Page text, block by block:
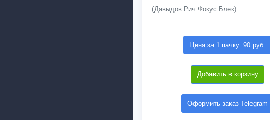
(Давыдов Рич Фокус Блек)
Цена за 1 пачку: 90 руб.
Добавить в корзину
Оформить заказ Telegram